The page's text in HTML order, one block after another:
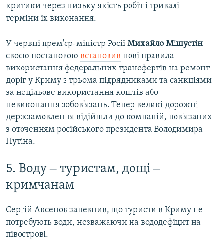
критики через низьку якість робіт і тривалі
терміни їх виконання.
У червні прем'єр-міністр Росії Михайло Мішустін
своєю постановою встановив нові правила
використання федеральних трансфертів на ремонт
доріг у Криму з трьома підрядниками та санкціями
за нецільове використання коштів або
невиконання зобов'язань. Тепер великі дорожні
держзамовлення відійшли до компаній, пов'язаних
з оточенням російського президента Володимира
Путіна.
5. Воду ‒ туристам, дощі ‒
кримчанам
Сергій Аксенов запевнив, що туристи в Криму не
потребують води, незважаючи на вододефіцит на
півострові.